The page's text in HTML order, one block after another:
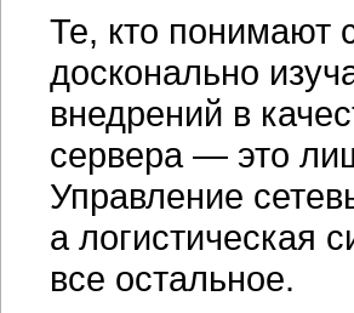
Те, кто понимают
досконально
внедрений в
сервера — это
Управление
а логистическая
все остальное.